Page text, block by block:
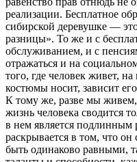
реализации. Бесплатное
сибирской деревушке —
разницы». То же и с
обслуживанием, и с
отражаться и на
того, где человек живет,
костюмы носит, зависит
К тому же, разве мы живем,
жизнь человека сводится
в нем является подлинным
раскрывается в том, что
быть одинаково равными,